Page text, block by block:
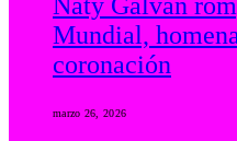
Mundial,
coronación
marzo 26, 2026